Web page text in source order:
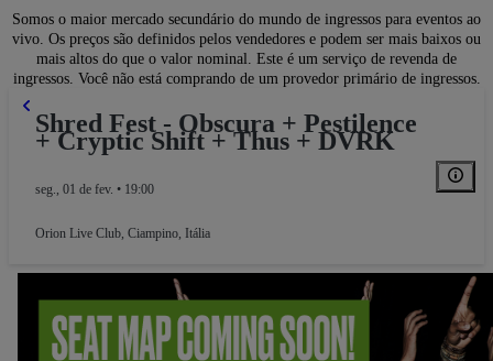
Somos o maior mercado secundário do mundo de ingressos para eventos ao
vivo. Os preços são definidos pelos vendedores e podem ser mais baixos ou
mais altos do que o valor nominal. Este é um serviço de revenda de
ingressos. Você não está comprando de um provedor primário de ingressos.
Shred Fest - Obscura + Pestilence
+ Cryptic Shift + Thus + DVRK
seg., 01 de fev. • 19:00
Orion Live Club, Ciampino, Itália